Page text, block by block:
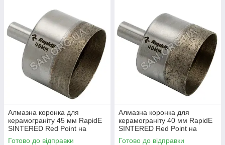
Алмазна коронка для
керамограніту 45 мм RapidE
SINTERED Red Point на
Дриль
Готово до відправки
Алмазна коронка для
керамограніту 40 мм RapidE
SINTERED Red Point на
Дриль
Готово до відправки